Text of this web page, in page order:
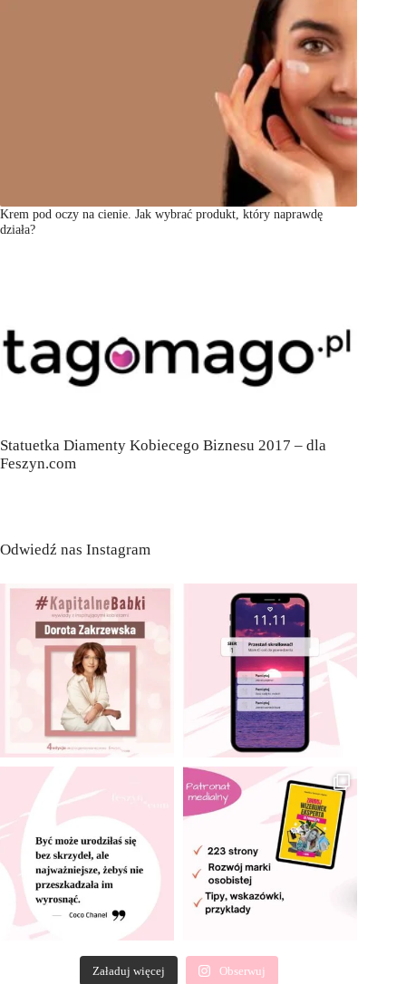
Krem pod oczy na cienie. Jak wybrać produkt, który naprawdę
działa?
Statuetka Diamenty Kobiecego Biznesu 2017 – dla
Feszyn.com
Odwiedź nas Instagram
Załaduj więcej Obserwuj